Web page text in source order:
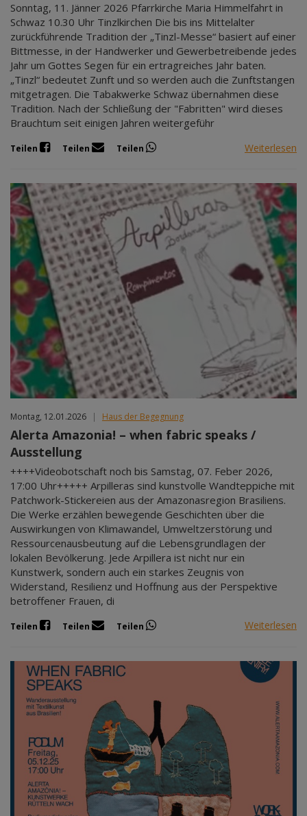
Sonntag, 11. Jänner 2026 Pfarrkirche Maria Himmelfahrt in
Schwaz 10.30 Uhr Tinzlkirchen Die bis ins Mittelalter
zurückführende Tradition der „Tinzl-Messe“ basiert auf einer
Bittmesse, in der Handwerker und Gewerbetreibende jedes
Jahr um Gottes Segen für ein ertragreiches Jahr baten.
„Tinzl“ bedeutet Zunft und so werden auch die Zunftstangen
mitgetragen. Die Tabakwerke Schwaz übernahmen diese
Tradition. Nach der Schließung der "Fabritten" wird dieses
Brauchtum seit einigen Jahren weitergeführ
Teilen Teilen Teilen Weiterlesen
Montag, 12.01.2026 | Haus der Begegnung
Alerta Amazonia! – when fabric speaks /
Ausstellung
++++Videobotschaft noch bis Samstag, 07. Feber 2026,
17:00 Uhr+++++ Arpilleras sind kunstvolle Wandteppiche mit
Patchwork-Stickereien aus der Amazonasregion Brasiliens.
Die Werke erzählen bewegende Geschichten über die
Auswirkungen von Klimawandel, Umweltzerstörung und
Ressourcenausbeutung auf die Lebensgrundlagen der
lokalen Bevölkerung. Jede Arpillera ist nicht nur ein
Kunstwerk, sondern auch ein starkes Zeugnis von
Widerstand, Resilienz und Hoffnung aus der Perspektive
betroffener Frauen, di
Teilen Teilen Teilen Weiterlesen